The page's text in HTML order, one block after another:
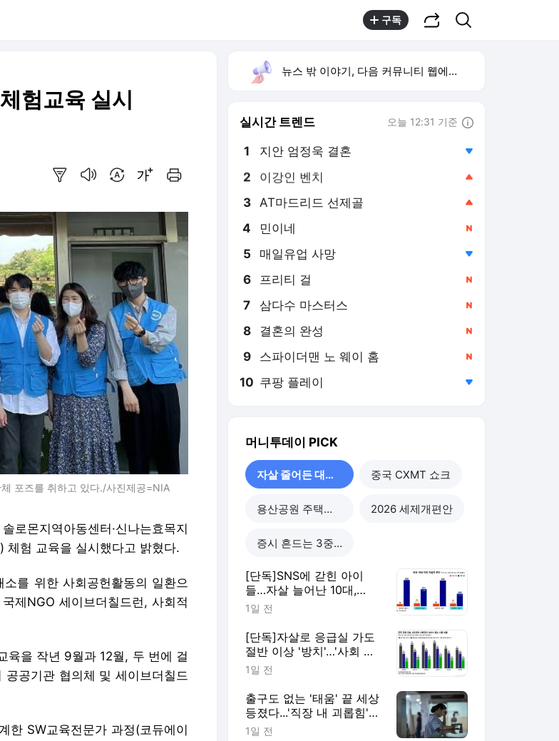
구독
험교육 실시
포즈를 취하고 있다./사진제공=NIA
로몬지역아동센터·신나는효목지
체험 교육을 실시했다고 밝혔다.
를 위한 사회공헌활동의 일환으
제NGO 세이브더칠드런, 사회적
육을 작년 9월과 12월, 두 번에 걸
공기관 협의체 및 세이브더칠드
한 SW교육전문가 과정(코듀에이
뉴스 밖 이야기, 다음 커뮤니티 웹에서 보기
실시간 트렌드 오늘 12:31 기준
1 지안 엄정욱 결혼
2 이강인 벤치
3 AT마드리드 선제골
4 민이네
5 매일유업 사망
6 프리티 걸
7 삼다수 마스터스
8 결혼의 완성
9 스파이더맨 노 웨이 홈
10 쿠팡 플레이
머니투데이 PICK
자살 줄어든 대한민국 중국 CXMT 쇼크
용산공원 주택공급 2026 세제개편안
증시 흔드는 3중 쏠림
[단독]SNS에 갇힌 아이
들…자살 늘어난 10대,
40%가 '대인관계' 호소
1일 전
[단독]자살로 응급실 가도
절반 이상 '방치'…'사회 안
전망' 재설계해야
1일 전
출구도 없는 '태움' 끝 세상
등졌다...'직장 내 괴롭힘'
더 위험한 이유
1일 전